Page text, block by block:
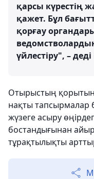
қарсы күрестің
қажет. Бұл
қорғау
үйлестіру", –
Отырыстың
нақты тапсырмалар
жүзеге асыру
бостандығынан
тұрақтылықты